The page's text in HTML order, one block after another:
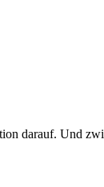
darauf. Und